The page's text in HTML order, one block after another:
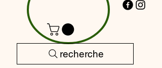
recherche